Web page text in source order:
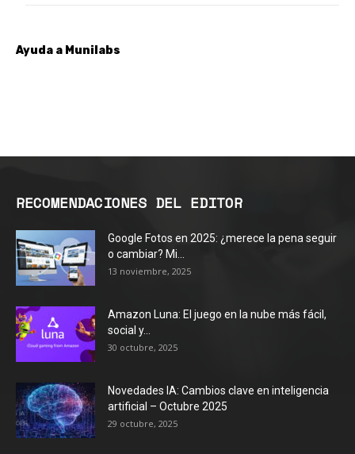
Ayuda a Munilabs
RECOMENDACIONES DEL EDITOR
Google Fotos en 2025: ¿merece la pena seguir
o cambiar? Mi...
13 noviembre, 2025
Amazon Luna: El juego en la nube más fácil,
social y...
30 octubre, 2025
Novedades IA: Cambios clave en inteligencia
artificial – Octubre 2025
29 octubre, 2025